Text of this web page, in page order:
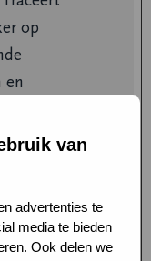
van
advertenties te
media te bieden
Ook delen we
op
en
te
over het
het
2 jaar